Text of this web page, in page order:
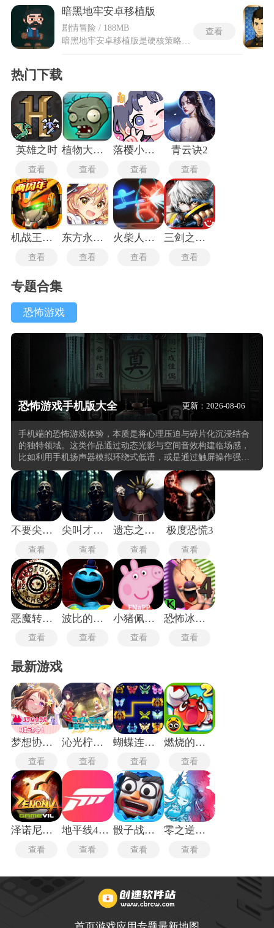
暗黑地牢安卓移植版
剧情冒险 / 188MB
暗黑地牢安卓移植版是硬核策略探险类游戏，游戏以克苏鲁式暗黑哥特风格为基调，打造出一个被黑暗侵蚀的破败世界，玩家需招募冒险者组建小队，深入随机生成的诡谲地牢，在怪物横行、物资匮乏的环境中艰难探索。暗黑地牢的英雄招募环节提供超过十五种职业选项，包含瘟疫医生和麻风病人与十字军及小丑等各具特色的角色。四人站位系统严格限制技能释放范围，位于后排的角色无法使用只针对前排的攻击招式。安卓移植版的永久死亡规则规定英雄死亡后无法通过任何途径复活，队伍失去该角色后需要前往城镇重新招募替代者。
查看
热门下载
英雄之时
查看
植物大战僵尸1.0.0版本
查看
落樱小屋2最新版
查看
青云诀2
查看
机战王最新版
查看
东方永夜抄手机版
查看
火柴人热血格斗
查看
三剑之舞2中文版
查看
专题合集
恐怖游戏
恐怖游戏手机版大全 更新：2026-08-06
手机端的恐怖游戏体验，本质是将心理压迫与碎片化沉浸结合
的独特领域。这类作品通过动态光影与空间音效构建临场感，
比如利用手机扬声器模拟环绕式低语，或是通过触屏操作强化
“亲手揭开秘密” 的代入感。相较于主机端，移动端的优势在于
能随时随地触发紧张体验。在玩这类的恐怖游戏中玩家需要在
有限视野中收集线索(如褪色的日记残页、闪烁的监控画面)，同
时应对资源管理的压力，手电筒电量、道具耐久度等数值的微
妙变化，往往成为决定生死的关键。
不要尖叫联机版
查看
尖叫才能奔跑
查看
遗忘之丘第一步
查看
极度恐慌3
查看
恶魔转盘最新版
查看
波比的游戏时间第四章手机版
查看
小猪佩奇的午夜后宫老八版
查看
恐怖冰淇淋4中文版
查看
最新游戏
梦想协奏曲
查看
沁光柠檬即兴曲
查看
蝴蝶连连看
查看
燃烧的蔬菜2经典版
查看
泽诺尼亚传奇5中文版
查看
地平线4测试版
查看
骰子战争最新版
查看
零之逆转英灵转生
查看